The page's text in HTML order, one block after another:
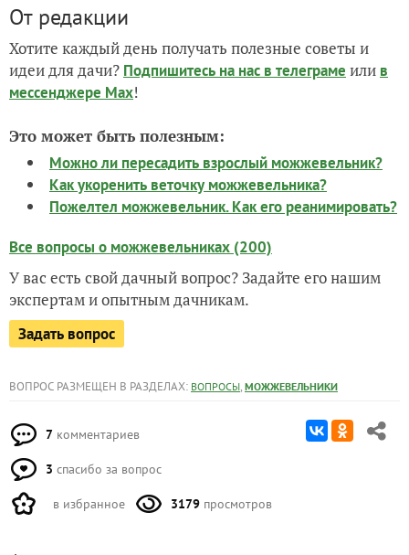
От редакции
Хотите каждый день получать полезные советы и
идеи для дачи? Подпишитесь на нас в телеграме или в
мессенджере Max!
Это может быть полезным:
Можно ли пересадить взрослый можжевельник?
Как укоренить веточку можжевельника?
Пожелтел можжевельник. Как его реанимировать?
Все вопросы о можжевельниках (200)
У вас есть свой дачный вопрос? Задайте его нашим
экспертам и опытным дачникам.
Задать вопрос
ВОПРОС РАЗМЕЩЕН В РАЗДЕЛАХ: ВОПРОСЫ, МОЖЖЕВЕЛЬНИКИ
7 комментариев
3 спасибо за вопрос
в избранное 3179 просмотров